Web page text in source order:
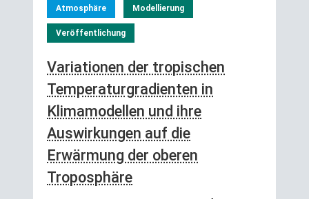
Atmosphäre Modellierung
Veröffentlichung
Variationen der tropischen
Temperaturgradienten in
Klimamodellen und ihre
Auswirkungen auf die
Erwärmung der oberen
Troposphäre